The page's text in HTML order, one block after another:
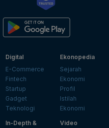
Digital
E-Commerce
Fintech
Startup
Gadget
Teknologi
Ekonopedia
Sejarah
Ekonomi
Profil
Istilah
Ekonomi
In-Depth &
Video